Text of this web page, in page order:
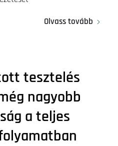
Olvass tovább
tesztelés
nagyobb
a teljes